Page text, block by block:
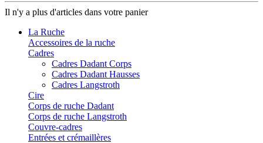
Il n'y a plus d'articles dans votre panier
La Ruche
Accessoires de la ruche
Cadres
Cadres Dadant Corps
Cadres Dadant Hausses
Cadres Langstroth
Cire
Corps de ruche Dadant
Corps de ruche Langstroth
Couvre-cadres
Entrées et crémaillères